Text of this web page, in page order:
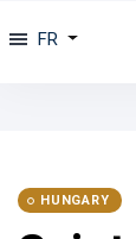
FR
HUNGARY